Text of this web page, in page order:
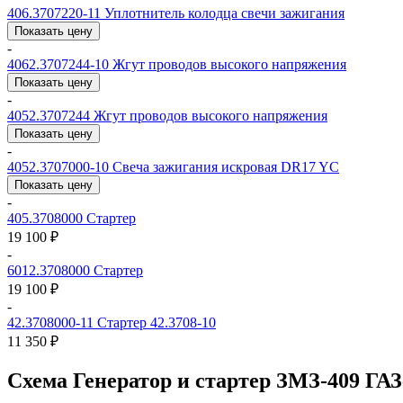
406.3707220-11 Уплотнитель колодца свечи зажигания
Показать цену
-
4062.3707244-10 Жгут проводов высокого напряжения
Показать цену
-
4052.3707244 Жгут проводов высокого напряжения
Показать цену
-
4052.3707000-10 Свеча зажигания искровая DR17 YC
Показать цену
-
405.3708000 Стартер
19 100 ₽
-
6012.3708000 Стартер
19 100 ₽
-
42.3708000-11 Стартер 42.3708-10
11 350 ₽
Схема Генератор и стартер ЗМЗ-409